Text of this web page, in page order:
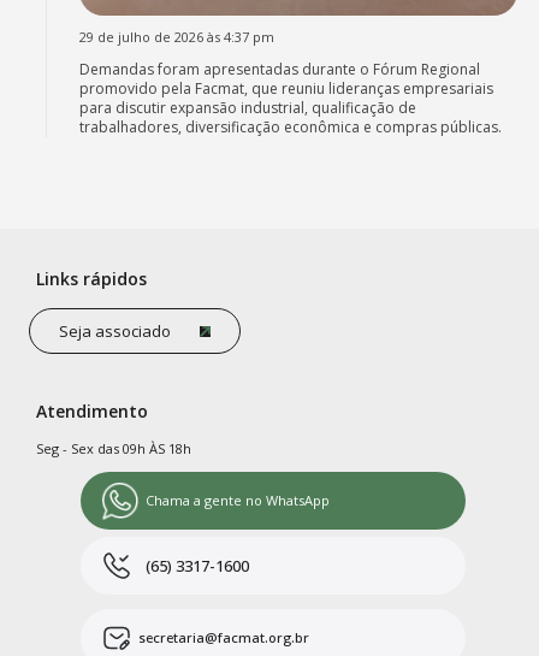
29 de julho de 2026 às 4:37 pm
Demandas foram apresentadas durante o Fórum Regional
promovido pela Facmat, que reuniu lideranças empresariais
para discutir expansão industrial, qualificação de
trabalhadores, diversificação econômica e compras públicas.
Links rápidos
Seja associado
Atendimento
Seg - Sex das 09h ÀS 18h
Chama a gente no WhatsApp
(65) 3317-1600
secretaria@facmat.org.br